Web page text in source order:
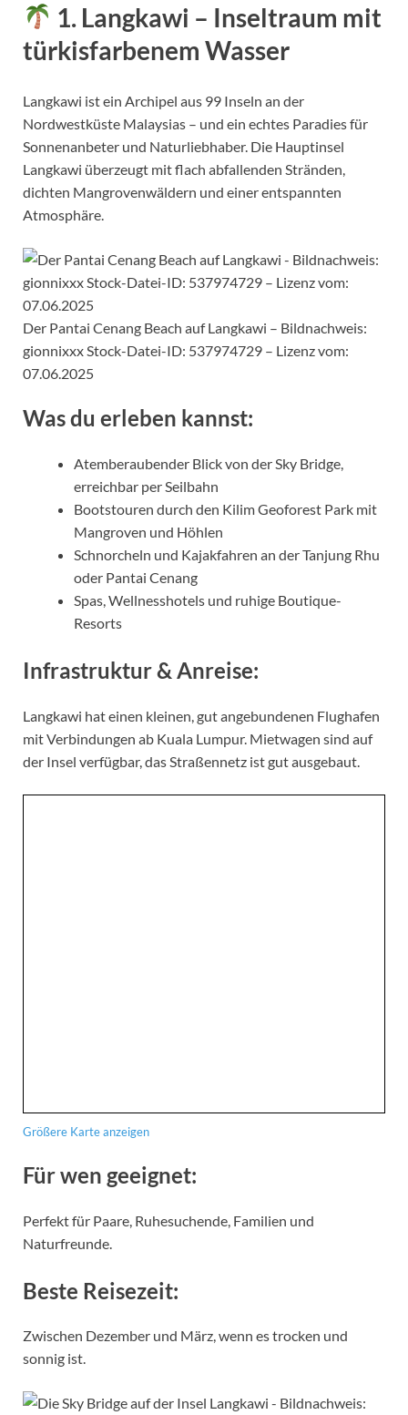
1. Langkawi – Inseltraum mit
türkisfarbenem Wasser
Langkawi ist ein Archipel aus 99 Inseln an der
Nordwestküste Malaysias – und ein echtes Paradies für
Sonnenanbeter und Naturliebhaber. Die Hauptinsel
Langkawi überzeugt mit flach abfallenden Stränden,
dichten Mangrovenwäldern und einer entspannten
Atmosphäre.
Der Pantai Cenang Beach auf Langkawi – Bildnachweis:
gionnixxx Stock-Datei-ID: 537974729 – Lizenz vom:
07.06.2025
Was du erleben kannst:
Atemberaubender Blick von der Sky Bridge,
erreichbar per Seilbahn
Bootstouren durch den Kilim Geoforest Park mit
Mangroven und Höhlen
Schnorcheln und Kajakfahren an der Tanjung Rhu
oder Pantai Cenang
Spas, Wellnesshotels und ruhige Boutique-
Resorts
Infrastruktur & Anreise:
Langkawi hat einen kleinen, gut angebundenen Flughafen
mit Verbindungen ab Kuala Lumpur. Mietwagen sind auf
der Insel verfügbar, das Straßennetz ist gut ausgebaut.
Größere Karte anzeigen
Für wen geeignet:
Perfekt für Paare, Ruhesuchende, Familien und
Naturfreunde.
Beste Reisezeit:
Zwischen Dezember und März, wenn es trocken und
sonnig ist.